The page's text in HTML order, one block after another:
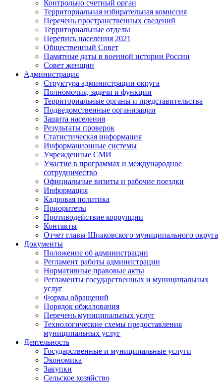
Контрольно счетный орган
Территориальная избирательная комиссия
Перечень пространственных сведений
Территориальные отделы
Перепись населения 2021
Общественный Совет
Памятные даты в военной истории России
Совет женщин
Администрация
Структура администрации округа
Полномочия, задачи и функции
Территориальные органы и представительства
Подведомственные организации
Защита населения
Результаты проверок
Статистическая информация
Информационные системы
Учрежденные СМИ
Участие в программах и международное
сотрудничество
Официальные визиты и рабочие поездки
Информация
Кадровая политика
Приоритеты
Противодействие коррупции
Контакты
Отчет главы Шпаковского муниципального округа
Документы
Положение об администрации
Регламент работы администрации
Нормативные правовые акты
Регламенты государственных и муниципальных
услуг
Формы обращений
Порядок обжалования
Перечень муниципальных услуг
Технологические схемы предоставления
муниципальных услуг
Деятельность
Государственные и муниципальные услуги
Экономика
Закупки
Сельское хозяйство